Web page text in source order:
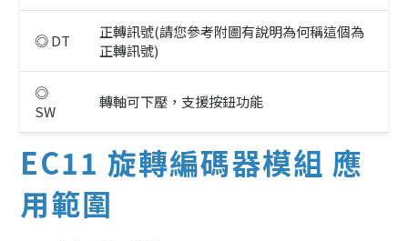
◎ DT
正轉訊號(請您參考附圖有說明為何稱這個為
正轉訊號)
◎
SW
轉軸可下壓，支援按鈕功能
EC11 旋轉編碼器模組 應
用範圍